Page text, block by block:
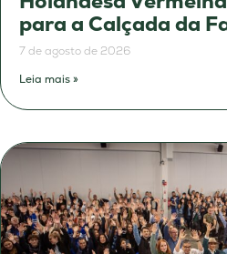
para a Calçada da
7 de agosto de 2026
Leia mais »